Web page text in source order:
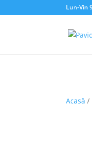
Lun-Vin
Acasă /